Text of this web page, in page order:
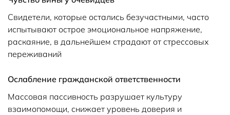
Свидетели, которые остались безучастными, часто
испытывают острое эмоциональное напряжение,
раскаяние, в дальнейшем страдают от стрессовых
переживаний
Ослабление гражданской ответственности
Массовая пассивность разрушает культуру
взаимопомощи, снижает уровень доверия и